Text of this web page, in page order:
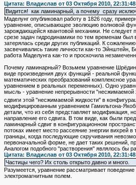
Цитата: Владислав от 03 Октября 2010, 22:31:48
Видится! как ламинарный, а почему сразу
Маделунг опубликовал работу в 1826 году,
уравнение, описывающее эволюцию волновой
зарождающейся квантовой механики. Не
срезе задач гидродинамики по тем временам
затерялась среди других публикаций. К
засвечивались такие личности как-то Эйнштейн,
работа Маделунга как-то и проскочила
Почему ламинарный? Возьмем уравнение
виде произведения двух функций - реальной
математических преобразований комплексное
уравнением в реальных переменных). Одно
мысль - уравнение непрерывности "несжимаемой
сдвиги этой "несжимаемой жидкости" в
модифицированным уравнением Гамильтона-
детали, что из себя представляет
направление его сдвига. В том виде, как были
ламинарный сдвиг в конфигурационном
потоках имеет место рассеяние энергии вихрей
границы, когда последующие скручивания
первоначальной форме, не дает таких решений,
Аналогом подобного "растворения" являлось бы
Цитата: Владислав от 03 Октября 2010, 22:31:48
Частицы чего? Их столь открыто давно и много.
Разумеется, уравнение рассматривает
электромагнитным полем.